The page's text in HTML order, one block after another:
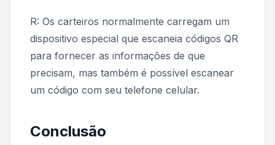
R: Os carteiros normalmente carregam um
dispositivo especial que escaneia códigos QR
para fornecer as informações de que
precisam, mas também é possível escanear
um código com seu telefone celular.
Conclusão